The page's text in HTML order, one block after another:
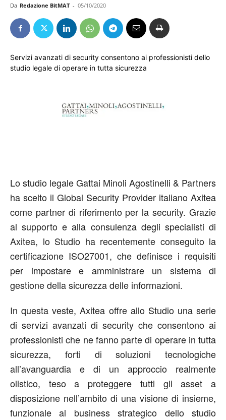
Da Redazione BitMAT - 05/10/2020
Servizi avanzati di security consentono ai professionisti dello
studio legale di operare in tutta sicurezza
Lo studio legale Gattai Minoli Agostinelli & Partners
ha scelto il Global Security Provider italiano Axitea
come partner di riferimento per la security. Grazie
al supporto e alla consulenza degli specialisti di
Axitea, lo Studio ha recentemente conseguito la
certificazione ISO27001, che definisce i requisiti
per impostare e amministrare un sistema di
gestione della sicurezza delle informazioni.
In questa veste, Axitea offre allo Studio una serie
di servizi avanzati di security che consentono ai
professionisti che ne fanno parte di operare in tutta
sicurezza, forti di soluzioni tecnologiche
all’avanguardia e di un approccio realmente
olistico, teso a proteggere tutti gli asset a
disposizione nell’ambito di una visione di insieme,
funzionale al business strategico dello studio